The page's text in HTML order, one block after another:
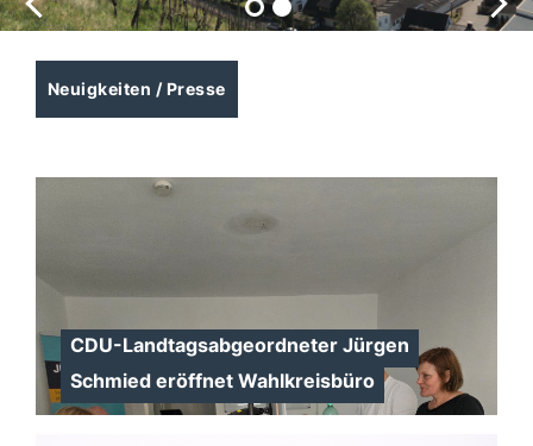
Neuigkeiten / Presse
CDU-Landtagsabgeordneter Jürgen
Schmied eröffnet Wahlkreisbüro